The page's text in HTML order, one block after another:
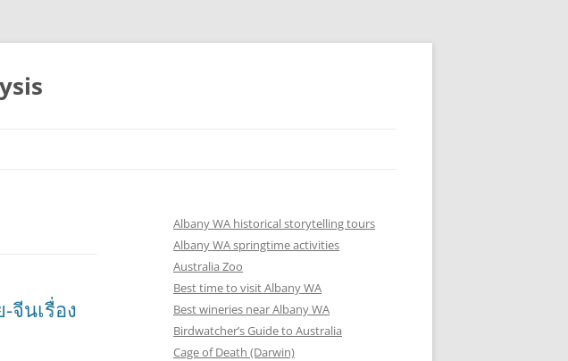
จีนเรื่อง
Albany WA historical storytelling tours
Albany WA springtime activities
Australia Zoo
Best time to visit Albany WA
Best wineries near Albany WA
Birdwatcher’s Guide to Australia
Cage of Death (Darwin)